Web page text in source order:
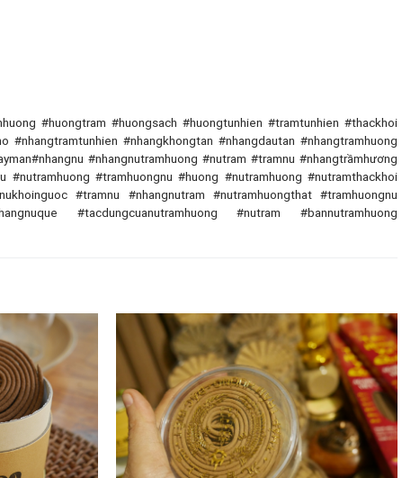
#huongtram #huongsach #huongtunhien #tramtunhien #thackhoi
#nhangkhongtan #nhangdautan #nhangtramhuong
#nhangnutramhuong #nutram #tramnu #nhangtrầmhương
#tramhuongnu #huong #nutramhuong #nutramthackhoi
#tramnu #nhangnutram #nutramhuongthat #tramhuongnu
#tacdungcuanutramhuong #nutram #bannutramhuong